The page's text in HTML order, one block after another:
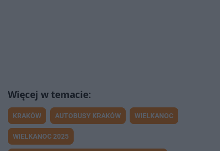
KRAKÓW AUTOBUSY KRAKÓW WIELKANOC
WIELKANOC 2025